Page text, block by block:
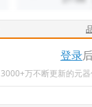
登录
3000+万不断更新的元